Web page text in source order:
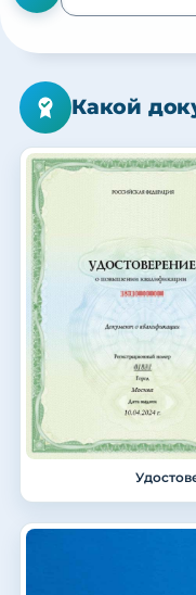
Какой